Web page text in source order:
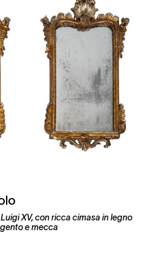
XV, con ricca cimasa in legno
e mecca